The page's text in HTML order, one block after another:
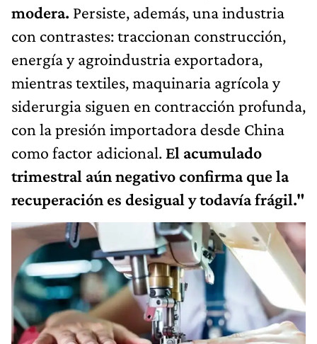
modera. Persiste, además, una industria
con contrastes: traccionan construcción,
energía y agroindustria exportadora,
mientras textiles, maquinaria agrícola y
siderurgia siguen en contracción profunda,
con la presión importadora desde China
como factor adicional. El acumulado
trimestral aún negativo confirma que la
recuperación es desigual y todavía frágil."